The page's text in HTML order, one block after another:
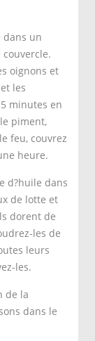
dans un
oignons et
les
minutes en
piment,
feu, couvrez
heure.
d?huile dans
de lotte et
dorent de
les de
leurs
les.
de la
dans le